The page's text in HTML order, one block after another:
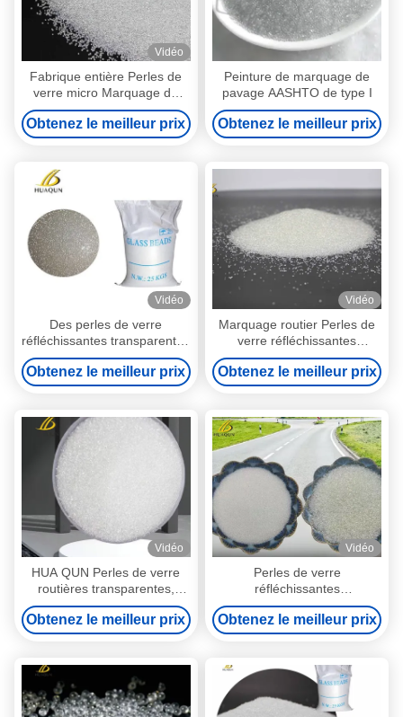
Vidéo
Fabrique entière Perles de
verre micro Marquage de
route thermoplastique Utiliser
des perles de verre à haute
réflectivité
Obtenez le meilleur prix
Peinture de marquage de
pavage AASHTO de type I
Obtenez le meilleur prix
Vidéo
Des perles de verre
réfléchissantes transparentes
et durables pour le
marquage routier améliorent
la sécurité et la durabilité
Obtenez le meilleur prix
Vidéo
Marquage routier Perles de
verre réfléchissantes
Améliorer la visibilité
Améliorer la sécurité 0,5 à
2,5 mm Tailles Matériau
Obtenez le meilleur prix
Vidéo
HUA QUN Perles de verre
routières transparentes,
Perles de verre
réfléchissantes pour peinture
Obtenez le meilleur prix
Vidéo
Perles de verre
réfléchissantes
imperméables pour la
peinture de marquage routier
Obtenez le meilleur prix